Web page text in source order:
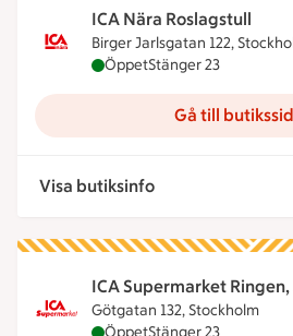
ICA Nära Roslagstull
Birger Jarlsgatan 122,
ICA Nära Roslagstull är
ÖppetStänger 23
Gå till
Visa butiksinfo
ICA Supermarket
Götgatan 132, Stockholm
ÖppetStänger 23